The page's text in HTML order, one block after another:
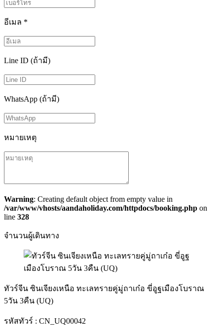
อีเมล *
Line ID (ถ้ามี)
WhatsApp (ถ้ามี)
หมายเหตุ
Warning: Creating default object from empty value in
/var/www/vhosts/aandaholiday.com/httpdocs/booking.php on
line 328
จำนวนผู้เดินทาง
ทัวร์จีน ซินเจียงเหนือ ทะเลทรายคู่มู่ถาเก๋อ ขี่อูฐเมืองโบราณ
5วัน 3คืน (UQ)
รหัสทัวร์ : CN_UQ00042